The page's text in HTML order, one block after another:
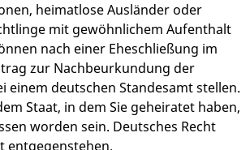
heimatlose Ausländer oder
mit gewöhnlichem Aufenthalt
nach einer Eheschließung im
zur Nachbeurkundung der
einem deutschen Standesamt stellen.
Staat, in dem Sie geheiratet haben,
worden sein. Deutsches Recht
entgegenstehen.